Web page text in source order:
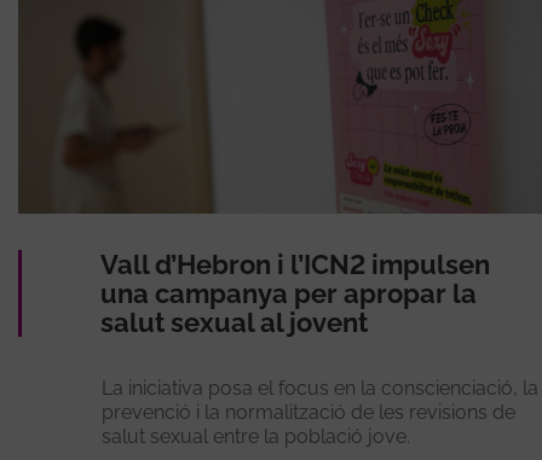
Vall d’Hebron i l’ICN2 impulsen
una campanya per apropar la
salut sexual al jovent
La iniciativa posa el focus en la conscienciació, la
prevenció i la normalització de les revisions de
salut sexual entre la població jove.